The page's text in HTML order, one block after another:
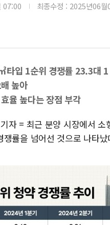
07:00 최종수정 : 2025년06
타입 1순위 경쟁률 23.3대 1
높아
율 높다는 장점 부각
자 = 최근 분양 시장에서
률을 넘어선 것으로 나타났